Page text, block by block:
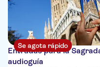
Se agota rápido
Entradas para la
audioguía